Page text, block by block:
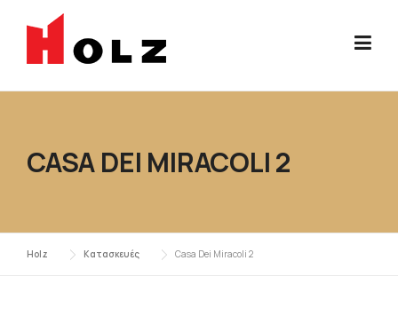
CASA DEI MIRACOLI 2
Holz Κατασκευές Casa Dei Miracoli 2